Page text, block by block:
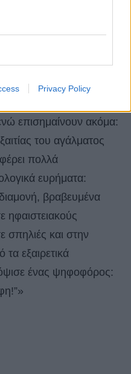
Privacy Policy
στους φιλικούς
να εξερευνήσουν
ταβέρνες και τις
της, που ποικίλλουν
επισημαίνουν ακόμα:
του αγάλματος
πολλά
ευρήματα:
βραβευμένα
ηφαιστειακούς
και στην
εξαιρετικά
ένας ψηφοφόρος: